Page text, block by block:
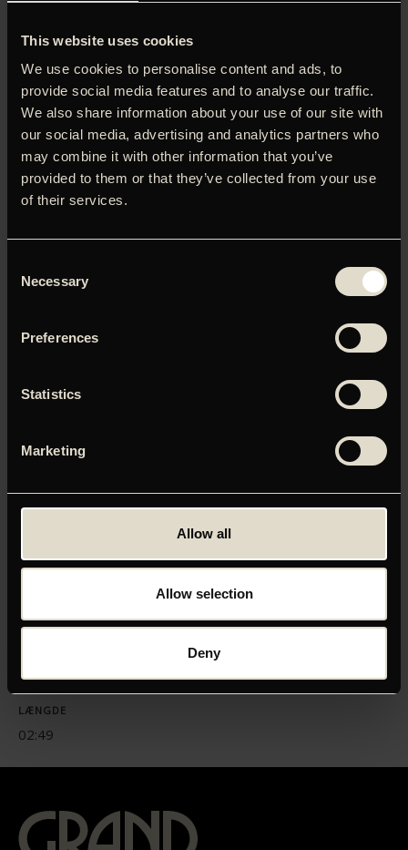
This website uses cookies
We use cookies to personalise content and ads, to
provide social media features and to analyse our traffic.
We also share information about your use of our site with
our social media, advertising and analytics partners who
may combine it with other information that you’ve
provided to them or that they’ve collected from your use
of their services.
Selection
Necessary
Preferences
Statistics
Marketing
Allow all
Allow selection
Deny
Information.
Da nazisterne indleder deres masseudryddelse af jøderne
i Østeuropa i forbindelse med 2. Verdenskrig, sender et
jødisk par deres søn ud på landet, så han kan gemme sig
hos sin tante. Men da tanten uventet dør, tvinges drengen
til på egen hånd at klare sig i en verden, hvor hver dag er
hjerteskærende og overvældende beskrivelse af et
Østeuropa i krig. Med blandt andre Harvey Keitel og
Du skal tillade marketing-cookies for at kunne se denne
Klik her for at opdatere dine indstillinger
The Painted Bird
Václav Marhoul
LÆNGDE
02:49